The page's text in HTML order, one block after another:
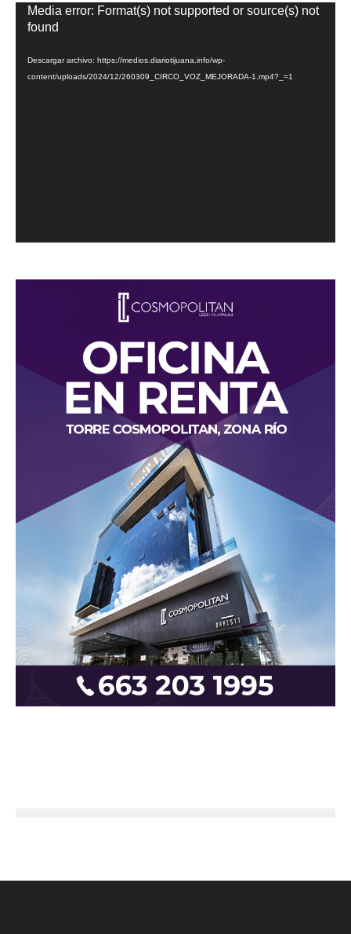
Reproductor
de
Media error: Format(s) not supported or source(s) not
found
Descargar archivo: https://medios.diariotijuana.info/wp-
content/uploads/2024/12/260309_CIRCO_VOZ_MEJORADA-1.mp4?_=1